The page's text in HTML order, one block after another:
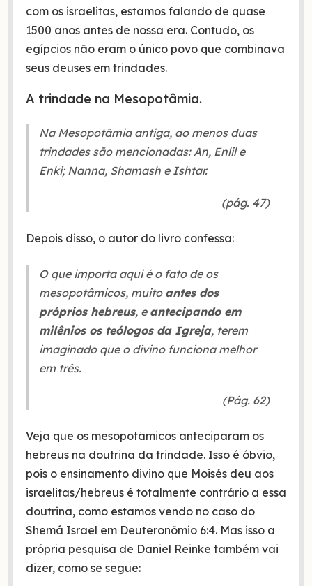
com os israelitas, estamos falando de quase
1500 anos antes de nossa era. Contudo, os
egípcios não eram o único povo que combinava
seus deuses em trindades.
A trindade na Mesopotâmia.
Na Mesopotâmia antiga, ao menos duas
trindades são mencionadas: An, Enlil e
Enki; Nanna, Shamash e Ishtar.
(pág. 47)
Depois disso, o autor do livro confessa:
O que importa aqui é o fato de os
mesopotâmicos, muito antes dos
próprios hebreus, e antecipando em
milênios os teólogos da Igreja, terem
imaginado que o divino funciona melhor
em três.
(Pág. 62)
Veja que os mesopotâmicos anteciparam os
hebreus na doutrina da trindade. Isso é óbvio,
pois o ensinamento divino que Moisés deu aos
israelitas/hebreus é totalmente contrário a essa
doutrina, como estamos vendo no caso do
Shemá Israel em Deuteronômio 6:4. Mas isso a
própria pesquisa de Daniel Reinke também vai
dizer, como se segue: